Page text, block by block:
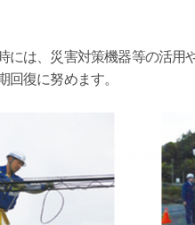
は、災害対策機器等の活用
回復に努めます。